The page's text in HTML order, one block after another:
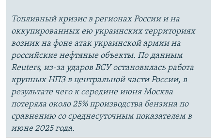
Топливный кризис в регионах России и на
оккупированных ею украинских территориях
возник на фоне атак украинской армии на
российские нефтяные объекты. По данным
Reuters, из-за ударов ВСУ остановилась работа
крупных НПЗ в центральной части России, в
результате чего к середине июня Москва
потеряла около 25% производства бензина по
сравнению со среднесуточным показателем в
июне 2025 года.